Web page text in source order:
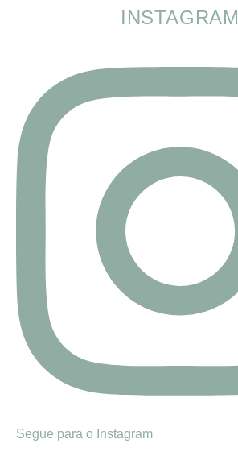
INSTAGRAM
Segue para o Instagram